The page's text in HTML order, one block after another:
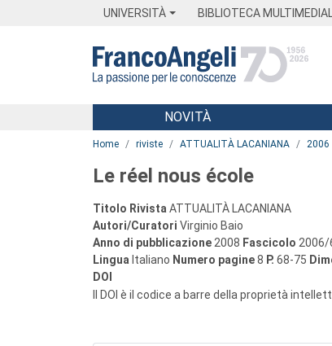
UNIVERSITÀ BIBLIOTECA
Menu
NOVITÀ
Home riviste ATTUALITÀ LACANIANA 2006
Le réel nous école
Titolo Rivista ATTUALITÀ LACANIANA
Autori/Curatori Virginio Baio
Anno di pubblicazione 2008 Fascicolo 2006/
Lingua Italiano Numero pagine8 P. 68-75
DOI
Il DOI è il codice a barre della proprietà